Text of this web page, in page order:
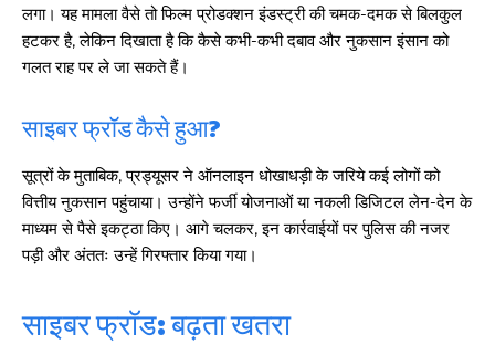
लगा। यह मामला वैसे तो फिल्म प्रोडक्शन इंडस्ट्री की चमक-दमक से बिलकुल
हटकर है, लेकिन दिखाता है कि कैसे कभी-कभी दबाव और नुकसान इंसान को
गलत राह पर ले जा सकते हैं।
साइबर फ्रॉड कैसे हुआ?
सूत्रों के मुताबिक, प्रड्यूसर ने ऑनलाइन धोखाधड़ी के जरिये कई लोगों को
वित्तीय नुकसान पहुंचाया। उन्होंने फर्जी योजनाओं या नकली डिजिटल लेन-देन के
माध्यम से पैसे इकट्ठा किए। आगे चलकर, इन कार्रवाईयों पर पुलिस की नजर
पड़ी और अंततः उन्हें गिरफ्तार किया गया।
साइबर फ्रॉड: बढ़ता खतरा